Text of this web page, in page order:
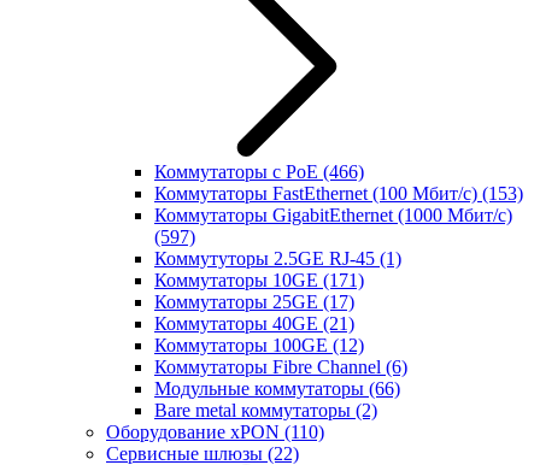
Коммутаторы с PoE (466)
Коммутаторы FastEthernet (100 Мбит/с) (153)
Коммутаторы GigabitEthernet (1000 Мбит/с)
(597)
Коммутуторы 2.5GE RJ-45 (1)
Коммутаторы 10GE (171)
Коммутаторы 25GE (17)
Коммутаторы 40GE (21)
Коммутаторы 100GE (12)
Коммутаторы Fibre Channel (6)
Модульные коммутаторы (66)
Bare metal коммутаторы (2)
Оборудование xPON (110)
Сервисные шлюзы (22)